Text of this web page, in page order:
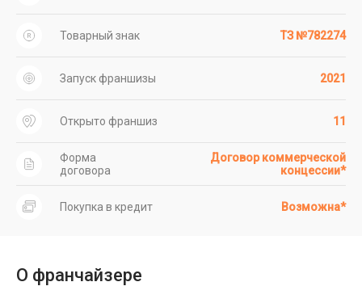
Товарный знак ТЗ №782274
Запуск франшизы 2021
Открыто франшиз 11
Форма
договора
Договор коммерческой
концессии*
Покупка в кредит Возможна*
О франчайзере